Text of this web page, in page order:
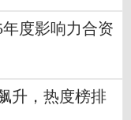
年度影响力合资
升，热度榜排